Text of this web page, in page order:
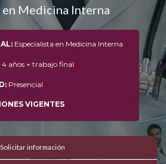
Medicina Interna
Especialista en Medicina Interna
4 años + trabajo final
Presencial
VIGENTES
Solicitar información